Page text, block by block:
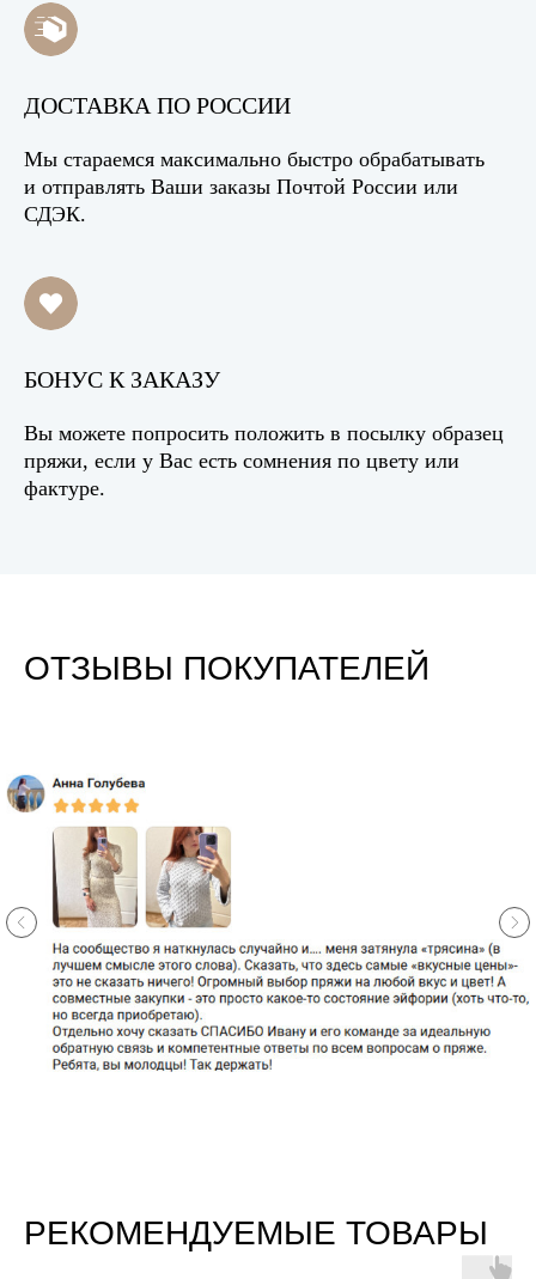
ДОСТАВКА ПО РОССИИ
Мы стараемся максимально быстро обрабатывать
и отправлять Ваши заказы Почтой России или
СДЭК.
БОНУС К ЗАКАЗУ
Вы можете попросить положить в посылку образец
пряжи, если у Вас есть сомнения по цвету или
фактуре.
ОТЗЫВЫ ПОКУПАТЕЛЕЙ
РЕКОМЕНДУЕМЫЕ ТОВАРЫ